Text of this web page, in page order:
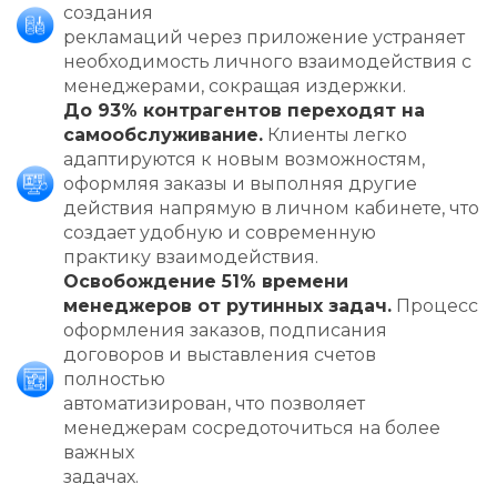
создания
рекламаций через приложение устраняет
необходимость личного взаимодействия с
менеджерами, сокращая издержки.
До 93% контрагентов переходят на
самообслуживание. Клиенты легко
адаптируются к новым возможностям,
оформляя заказы и выполняя другие
действия напрямую в личном кабинете, что
создает удобную и современную
практику взаимодействия.
Освобождение 51% времени
менеджеров от рутинных задач. Процесс
оформления заказов, подписания
договоров и выставления счетов
полностью
автоматизирован, что позволяет
менеджерам сосредоточиться на более
важных
задачах.